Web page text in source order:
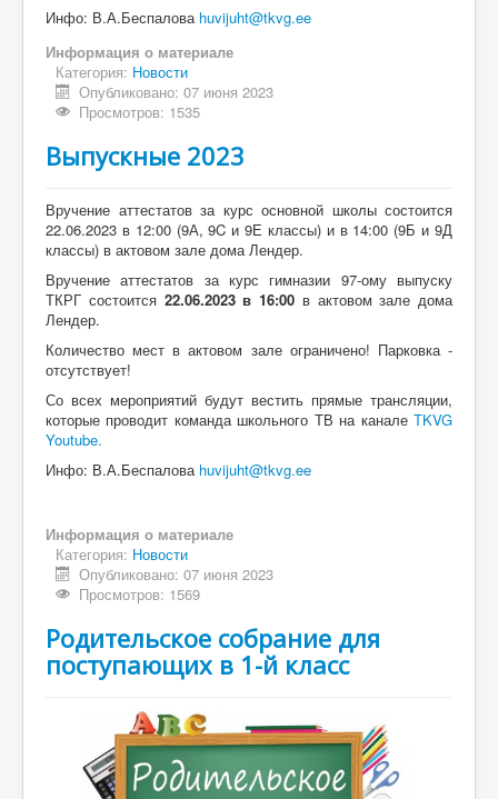
Инфо: В.А.Беспалова huvijuht@tkvg.ee
Информация о материале
Категория: Новости
Опубликовано: 07 июня 2023
Просмотров: 1535
Выпускные 2023
Вручение аттестатов за курс основной школы состоится
22.06.2023 в 12:00 (9А, 9C и 9Е классы) и в 14:00 (9Б и 9Д
классы) в актовом зале дома Лендер.
Вручение аттестатов за курс гимназии 97-ому выпуску
ТКРГ состоится 22.06.2023 в 16:00 в актовом зале дома
Лендер.
Количество мест в актовом зале ограничено! Парковка -
отсутствует!
Со всех мероприятий будут вестить прямые трансляции,
которые проводит команда школьного ТВ на канале ТKVG
Youtube.
Инфо: В.А.Беспалова huvijuht@tkvg.ee
Информация о материале
Категория: Новости
Опубликовано: 07 июня 2023
Просмотров: 1569
Родительское собрание для
поступающих в 1-й класс